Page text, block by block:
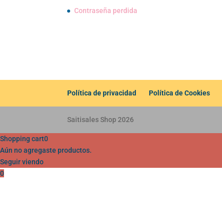
Contraseña perdida
Política de privacidad Política de Cookies
Saitisales Shop 2026
Shopping cart0
Aún no agregaste productos.
Seguir viendo
0